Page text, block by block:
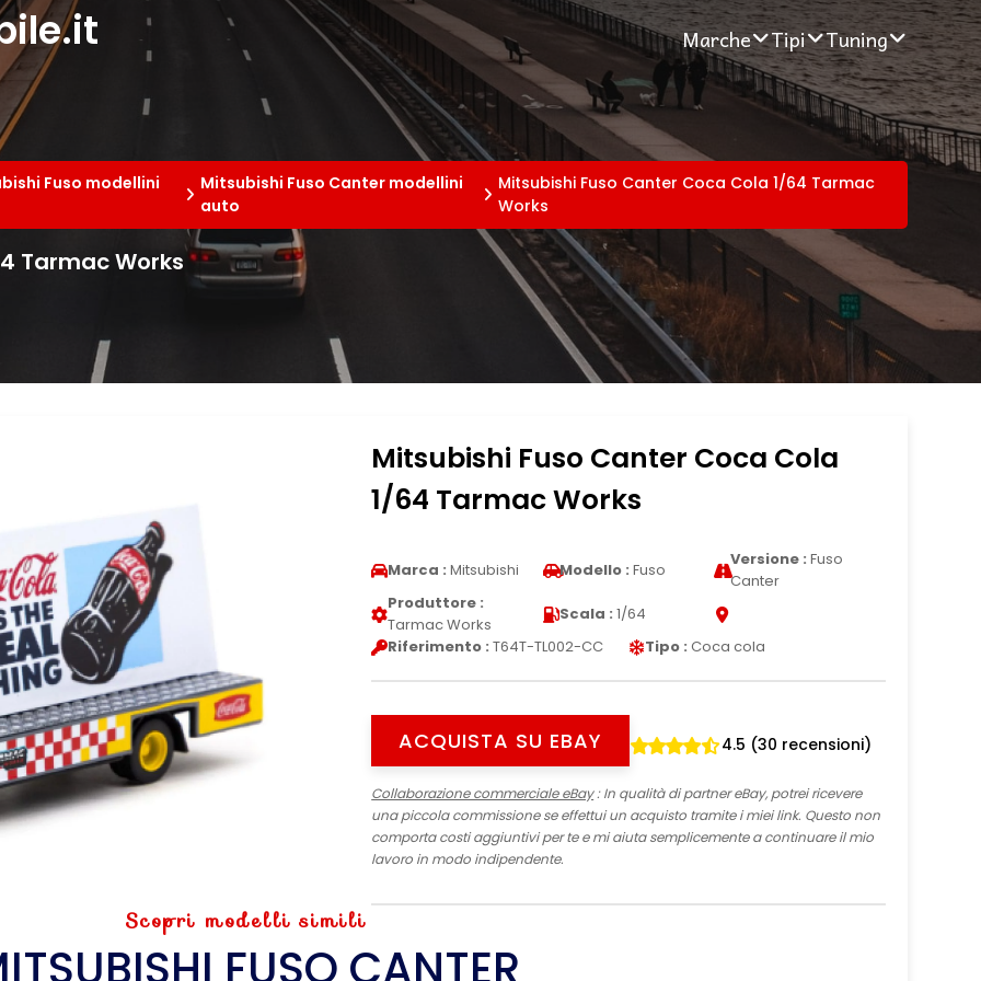
Marche Tipi Tuning
Fuso modellini
Mitsubishi Fuso Canter modellini
auto
Mitsubishi Fuso Canter Coca Cola 1/64 Tarmac
Works
Tarmac Works
Mitsubishi Fuso Canter Coca Cola
1/64 Tarmac Works
Marca : Mitsubishi Modello : Fuso
Versione : Fuso
Canter
Produttore :
Tarmac Works
Scala : 1/64
Riferimento : T64T-TL002-CC Tipo : Coca cola
ACQUISTA SU EBAY 4.5 (30 recensioni)
Collaborazione commerciale eBay: In qualità di partner eBay, potrei ricevere
una piccola commissione se effettui un acquisto tramite i miei link. Questo non
comporta costi aggiuntivi per te e mi aiuta semplicemente a continuare il mio
lavoro in modo indipendente.
Scopri modelli simili